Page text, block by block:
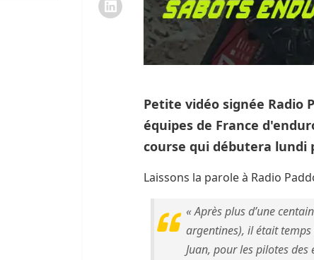
Petite vidéo signée Radio
équipes de France
course qui débutera lundi
Laissons la parole à Radio
« Après plus d’une
argentines), il était
Juan, pour les pilotes des